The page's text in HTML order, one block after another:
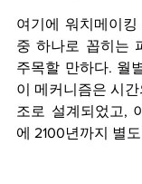
여기에 워치메이
중 하나로 꼽히는
주목할 만하다. 월
이 메커니즘은 시
조로 설계되었고,
에 2100년까지 별